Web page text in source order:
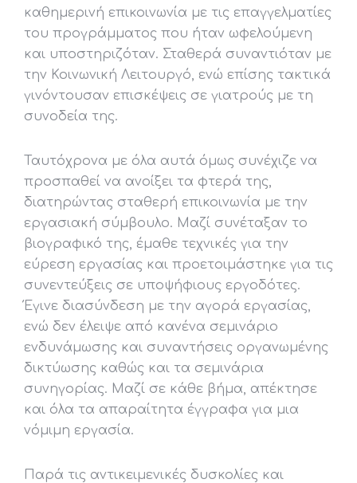
καθημερινή επικοινωνία με τις επαγγελματίες
του προγράμματος που ήταν ωφελούμενη
και υποστηριζόταν. Σταθερά συναντιόταν με
την Κοινωνική Λειτουργό, ενώ επίσης τακτικά
γινόντουσαν επισκέψεις σε γιατρούς με τη
συνοδεία της.
Ταυτόχρονα με όλα αυτά όμως συνέχιζε να
προσπαθεί να ανοίξει τα φτερά της,
διατηρώντας σταθερή επικοινωνία με την
εργασιακή σύμβουλο. Μαζί συνέταξαν το
βιογραφικό της, έμαθε τεχνικές για την
εύρεση εργασίας και προετοιμάστηκε για τις
συνεντεύξεις σε υποψήφιους εργοδότες.
Έγινε διασύνδεση με την αγορά εργασίας,
ενώ δεν έλειψε από κανένα σεμινάριο
ενδυνάμωσης και συναντήσεις οργανωμένης
δικτύωσης καθώς και τα σεμινάρια
συνηγορίας. Μαζί σε κάθε βήμα, απέκτησε
και όλα τα απαραίτητα έγγραφα για μια
νόμιμη εργασία.
Παρά τις αντικειμενικές δυσκολίες και